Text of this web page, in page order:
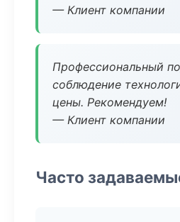
— Клиент компании
Профессиональный
соблюдение
цены. Рекомендуем!
— Клиент компании
Часто